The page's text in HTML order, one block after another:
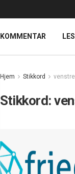
KOMMENTAR
Hjem Stikkord
Stikkord: